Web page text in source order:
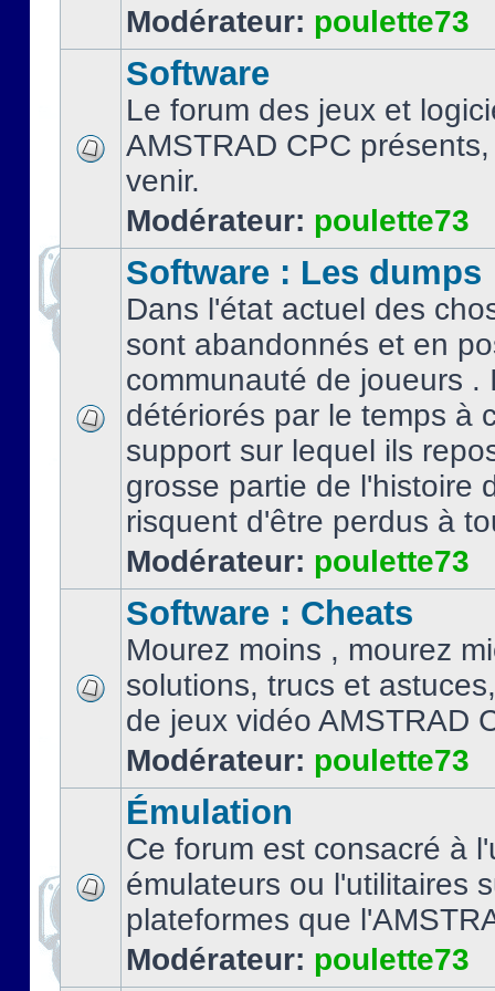
Modérateur: poulette73
Software
Le forum des jeux et
AMSTRAD CPC
venir.
Modérateur: poulette73
Software : Les dumps
Dans l'état actuel des
sont abandonnés et en
communauté de joueurs .
détériorés par le temps à
support sur lequel ils
grosse partie de l'histoire
risquent d'être perdus à
Modérateur: poulette73
Software : Cheats
Mourez moins , mourez
solutions, trucs et
de jeux vidéo AMSTRAD
Modérateur: poulette73
Émulation
Ce forum est consacré à
émulateurs ou l'utilitaires
plateformes que
Modérateur: poulette73